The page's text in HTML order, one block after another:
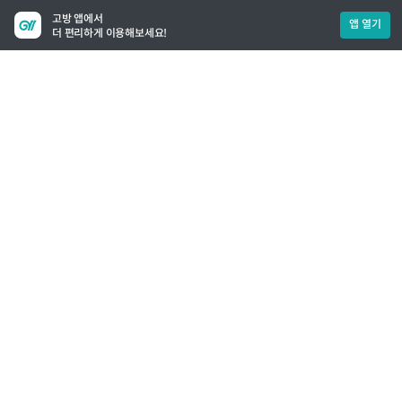
고방 앱에서
더 편리하게 이용해보세요!
앱 열기